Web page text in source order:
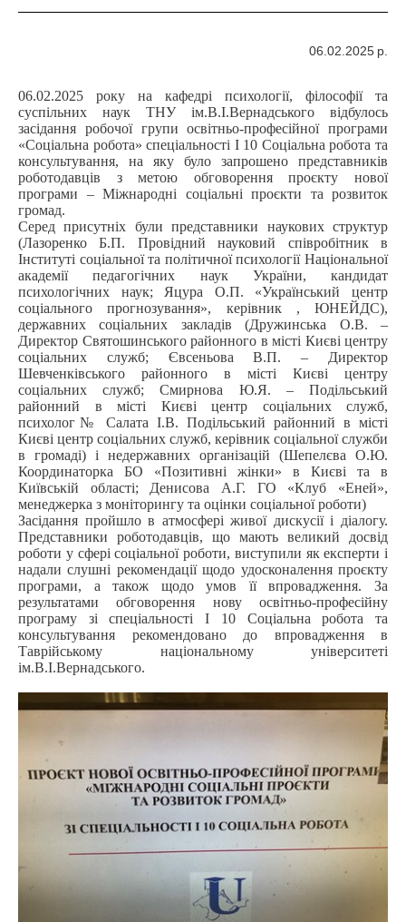
06.02.2025 р.
06.02.2025 року на кафедрі психології, філософії та
суспільних наук ТНУ ім.В.І.Вернадського відбулось
засідання робочої групи освітньо-професійної програми
«Соціальна робота» спеціальності І 10 Соціальна робота та
консультування, на яку було запрошено представників
роботодавців з метою обговорення проєкту нової
програми – Міжнародні соціальні проєкти та розвиток
громад.
Серед присутніх були представники наукових структур
(Лазоренко Б.П. Провідний науковий співробітник в
Інституті соціальної та політичної психології Національної
академії педагогічних наук України, кандидат
психологічних наук; Яцура О.П. «Український центр
соціального прогнозування», керівник , ЮНЕЙДС),
державних соціальних закладів (Дружинська О.В. –
Директор Святошинського районного в місті Києві центру
соціальних служб; Євсеньова В.П. – Директор
Шевченківського районного в місті Києві центру
соціальних служб; Смирнова Ю.Я. – Подільський
районний в місті Києві центр соціальних служб,
психолог№ Салата І.В. Подільський районний в місті
Києві центр соціальних служб, керівник соціальної служби
в громаді) і недержавних організацій (Шепелєва О.Ю.
Координаторка БО «Позитивні жінки» в Києві та в
Київській області; Денисова А.Г. ГО «Клуб «Еней»,
менеджерка з моніторингу та оцінки соціальної роботи)
Засідання пройшло в атмосфері живої дискусії і діалогу.
Представники роботодавців, що мають великий досвід
роботи у сфері соціальної роботи, виступили як експерти і
надали слушні рекомендації щодо удосконалення проєкту
програми, а також щодо умов її впровадження. За
результатами обговорення нову освітньо-професійну
програму зі спеціальності І 10 Соціальна робота та
консультування рекомендовано до впровадження в
Таврійському національному університеті
ім.В.І.Вернадського.